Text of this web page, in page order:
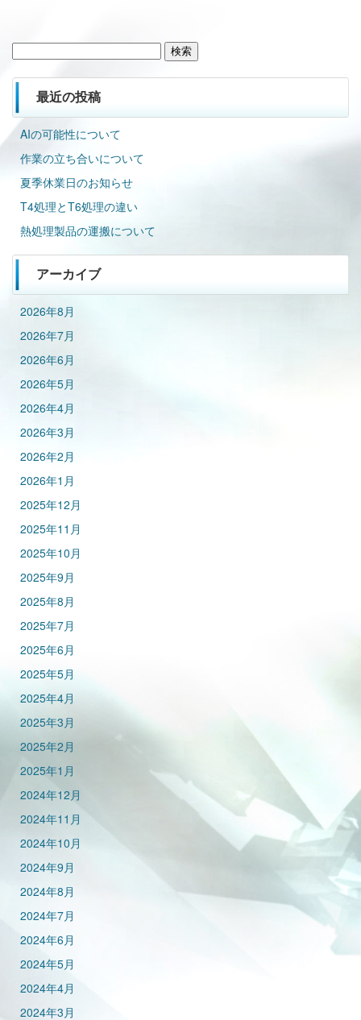
最近の投稿
AIの可能性について
作業の立ち合いについて
夏季休業日のお知らせ
T4処理とT6処理の違い
熱処理製品の運搬について
アーカイブ
2026年8月
2026年7月
2026年6月
2026年5月
2026年4月
2026年3月
2026年2月
2026年1月
2025年12月
2025年11月
2025年10月
2025年9月
2025年8月
2025年7月
2025年6月
2025年5月
2025年4月
2025年3月
2025年2月
2025年1月
2024年12月
2024年11月
2024年10月
2024年9月
2024年8月
2024年7月
2024年6月
2024年5月
2024年4月
2024年3月